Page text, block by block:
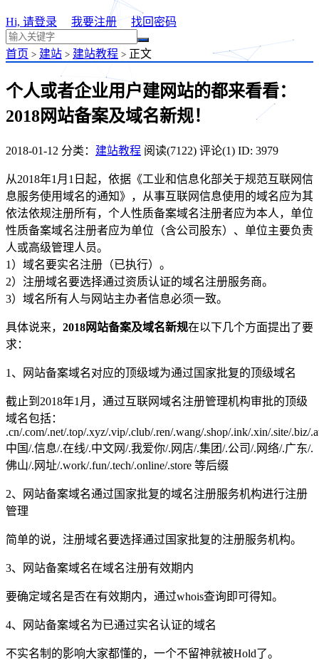
Hi, 请登录 我要注册 找回密码
首页 > 建站 > 建站教程 > 正文
个人或者企业用户建网站的都来看看：
2018网站备案及域名新规！
2018-01-12 分类： 建站教程 阅读(7122) 评论(1) ID: 3979
从2018年1月1日起，依据《工业和信息化部关于规范互联网信
息服务使用域名的通知》，从事互联网信息使用的域名应为其
依法依规注册所有，个人性质备案域名注册者应为本人，单位
性质备案域名注册者应为单位（含公司股东）、单位主要负责
人或高级管理人员。
1）域名要实名注册（已执行）。
2）注册域名要选择通过资质认证的域名注册服务商。
3）域名所有人与网站主办者信息必须一致。
具体说来， 2018网站备案及域名新规在以下几个方面提出了要
求：
1、网站备案域名对应的顶级域为通过国家批复的顶级域名
截止到2018年1月，通过互联网域名注册管理机构审批的顶级
域名包括：
.cn/.com/.net/.top/.xyz/.vip/.club/.ren/.wang/.shop/.ink/.xin/.site/.biz/
中国/.信息/.在线/.中文网/.我爱你/.网店/.集团/.公司/.网络/.广东/.
佛山/.网址/.work/.fun/.tech/.online/.store 等后缀
2、网站备案域名通过国家批复的域名注册服务机构进行注册
管理
简单的说，注册域名要选择通过国家批复的注册服务机构。
3、网站备案域名在域名注册有效期内
要确定域名是否在有效期内，通过whois查询即可得知。
4、网站备案域名为已通过实名认证的域名
不实名制的影响大家都懂的，一个不留神就被Hold了。